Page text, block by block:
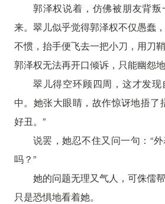
郭泽权说着，仿佛被朋友背
来。翠儿似乎觉得郭泽权不仅愚蠢
不惯，抬手便飞去一把小刀，用刀
郭泽权无法再开口倾诉，只能幽怨地
翠儿得空环顾四周，这才发
中。她张大眼睛，故作惊讶地捂了
好丑。”
说罢，她忍不住又问一句：“
吗？”
她的问题无理又气人，可侏儒
只是恐惧地看着她。